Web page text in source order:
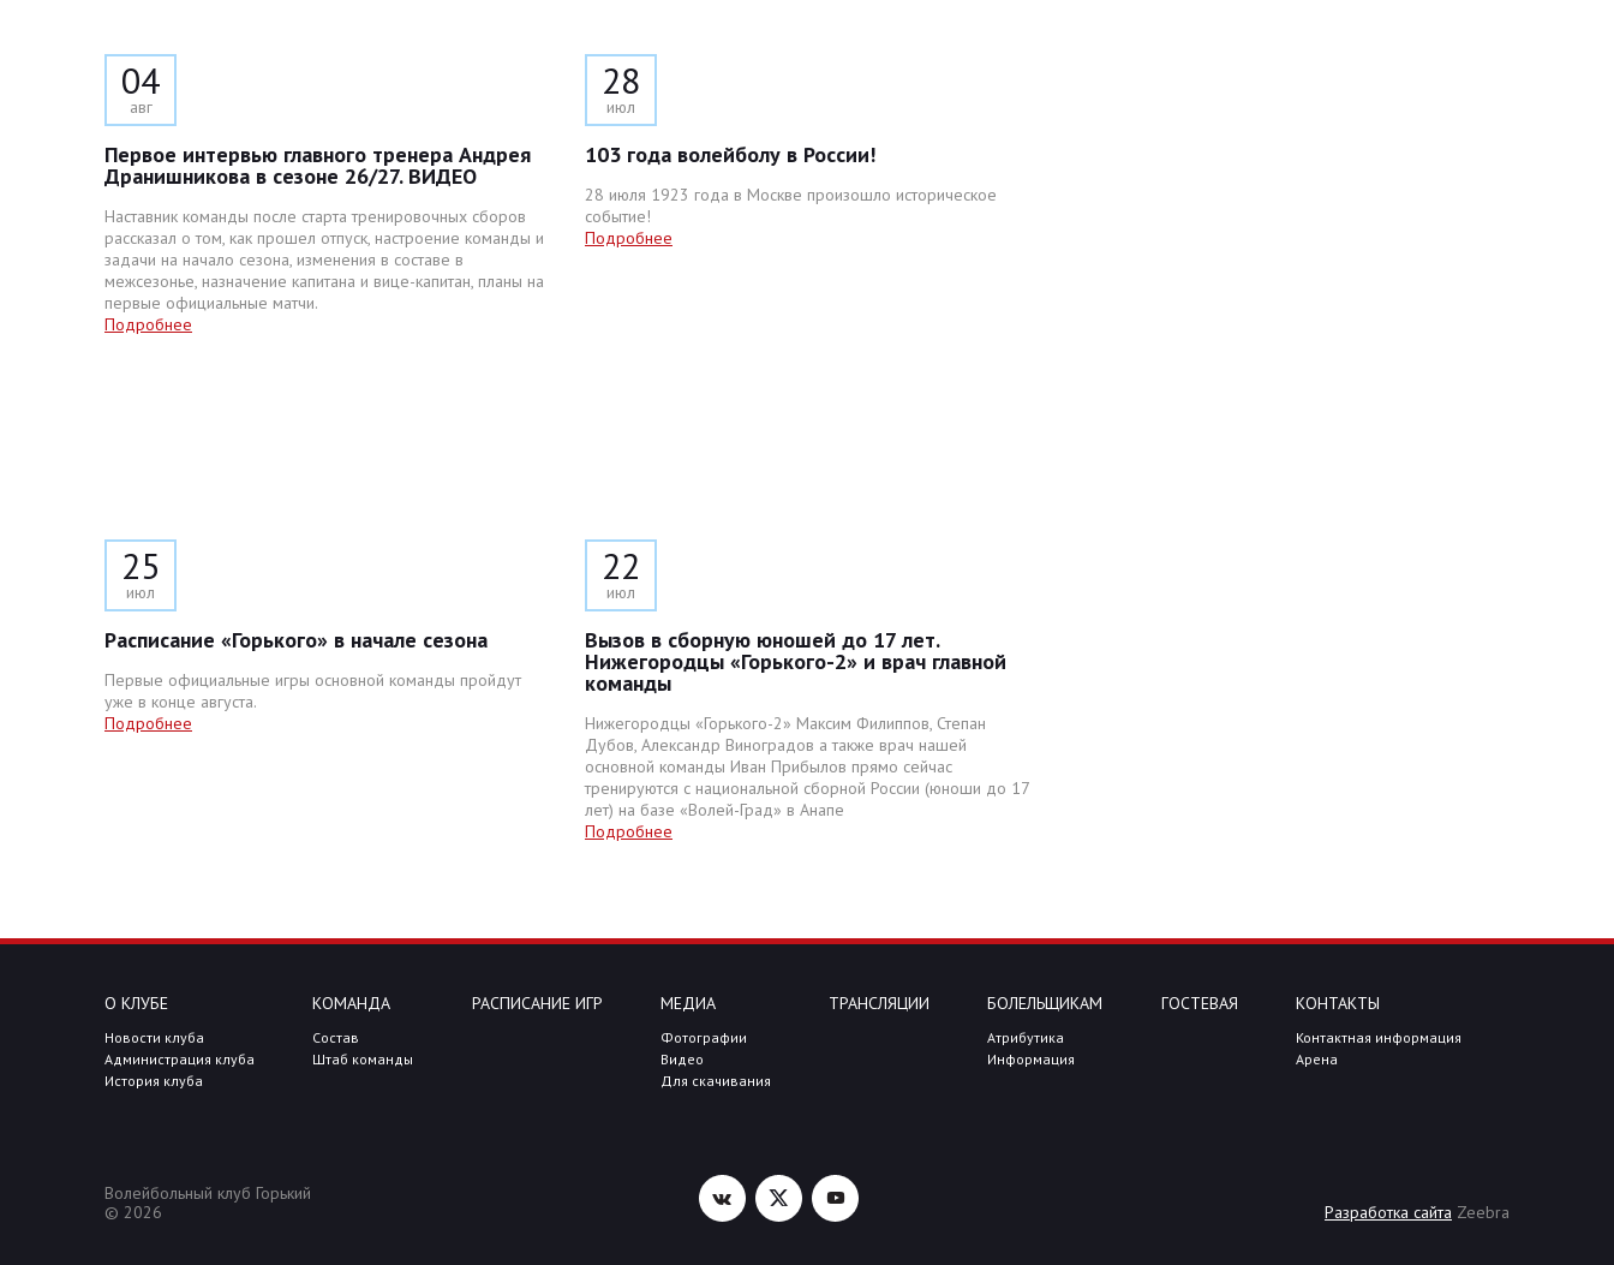
04
авг
Первое интервью главного тренера Андрея
Дранишникова в сезоне 26/27. ВИДЕО
Наставник команды после старта тренировочных сборов
рассказал о том, как прошел отпуск, настроение команды и
задачи на начало сезона, изменения в составе в
межсезонье, назначение капитана и вице-капитан, планы на
первые официальные матчи.
Подробнее
28
июл
103 года волейболу в России!
28 июля 1923 года в Москве произошло историческое
событие!
Подробнее
25
июл
Расписание «Горького» в начале сезона
Первые официальные игры основной команды пройдут
уже в конце августа.
Подробнее
22
июл
Вызов в сборную юношей до 17 лет.
Нижегородцы «Горького-2» и врач главной
команды
Нижегородцы «Горького-2» Максим Филиппов, Степан
Дубов, Александр Виноградов а также врач нашей
основной команды Иван Прибылов прямо сейчас
тренируются с национальной сборной России (юноши до 17
лет) на базе «Волей-Град» в Анапе
Подробнее
О КЛУБЕ
Новости клуба
Администрация клуба
История клуба
КОМАНДА
Состав
Штаб команды
РАСПИСАНИЕ ИГР МЕДИА
Фотографии
Видео
Для скачивания
ТРАНСЛЯЦИИ БОЛЕЛЬЩИКАМ
Атрибутика
Информация
ГОСТЕВАЯ КОНТАКТЫ
Контактная информация
Арена
Волейбольный клуб Горький
© 2026
Разработка сайта Zeebra